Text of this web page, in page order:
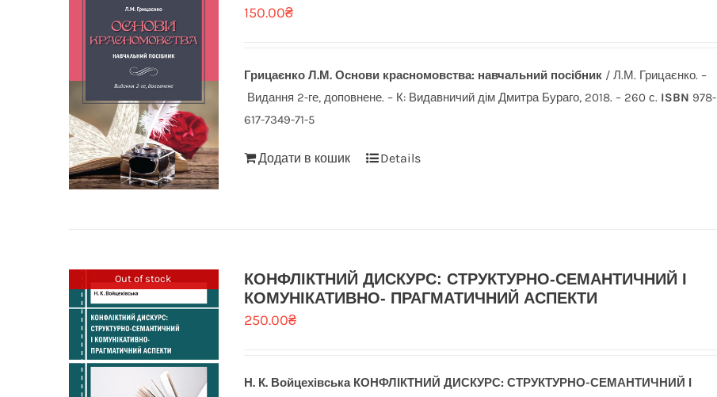
150.00₴
Грицаєнко Л.М. Основи красномовства: навчальний посібник / Л.М. Грицаєнко. –
Видання 2-ге, доповнене. – К: Видавничий дім Дмитра Бураго, 2018. – 260 с. ISBN 978-
617-7349-71-5
Додати в кошик Details
Out of stock
КОНФЛІКТНИЙ ДИСКУРС: СТРУКТУРНО-СЕМАНТИЧНИЙ І
КОМУНІКАТИВНО- ПРАГМАТИЧНИЙ АСПЕКТИ
250.00₴
Н. К. Войцехівська КОНФЛІКТНИЙ ДИСКУРС: СТРУКТУРНО-СЕМАНТИЧНИЙ І